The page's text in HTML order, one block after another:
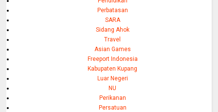
Perbatasan
SARA
Sidang Ahok
Travel
Asian Games
Freeport Indonesia
Kabupaten Kupang
Luar Negeri
NU
Perikanan
Persatuan